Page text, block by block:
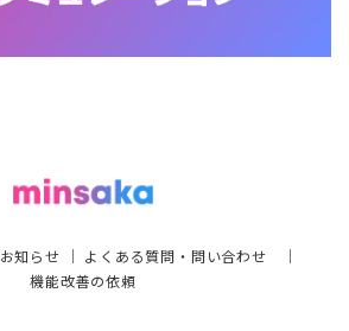
お知らせ ｜ よくある質問・問い合わせ ｜
機能改善の依頼